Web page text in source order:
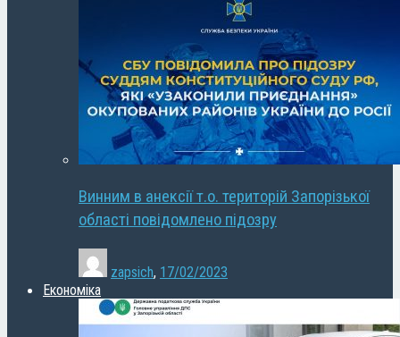
Винним в анексії т.о. територій Запорізької
області повідомлено підозру
zapsich, 17/02/2023
Економіка